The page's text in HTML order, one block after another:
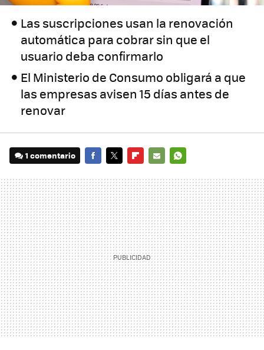
Las suscripciones usan la renovación
automática para cobrar sin que el
usuario deba confirmarlo
El Ministerio de Consumo obligará a que
las empresas avisen 15 días antes de
renovar
1 comentario
MAIL